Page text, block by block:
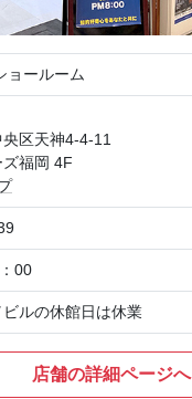
ョールーム
区天神4-4-11
福岡 4F
00
ルの休館日は休業
店舗の詳細ページへ